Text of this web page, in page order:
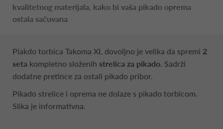
kvalitetnog materijala, kako bi vaša pikado oprema
ostala sačuvana
Piakdo torbica Takoma XL dovoljno je velika da spremi 2
seta kompletno složenih strelica za pikado. Sadrži
dodatne pretince za ostali pikado pribor.
Pikado strelice i oprema ne dolaze s pikado torbicom.
Slika je informativna.